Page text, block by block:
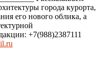
города курорта,
его нового облика, а
+7(988)2387111